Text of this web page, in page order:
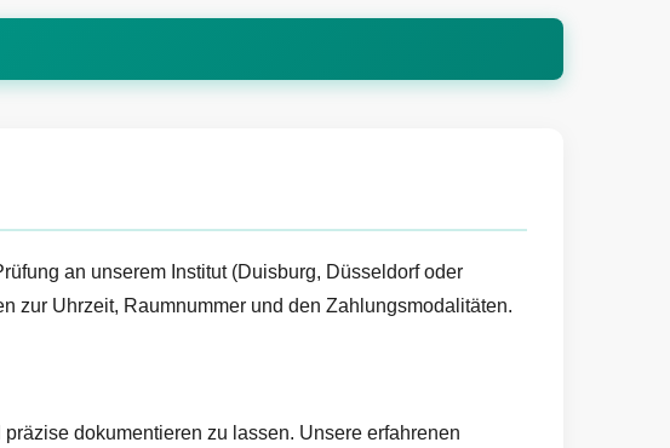
an unserem Institut (Duisburg, Düsseldorf oder
zur Uhrzeit, Raumnummer und den Zahlungsmodalitäten.
dokumentieren zu lassen. Unsere erfahrenen